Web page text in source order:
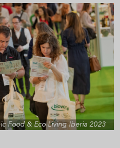
Food & Eco Living Iberia 2023